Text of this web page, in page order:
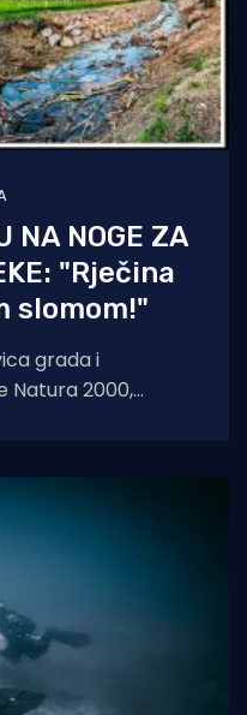
NA NOGE ZA
"Rječina
slomom!"
grada i
Natura 2000,